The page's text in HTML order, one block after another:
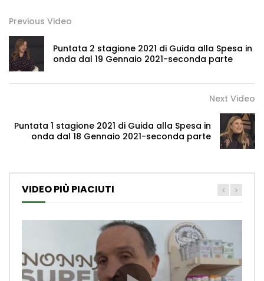
Previous Video
Puntata 2 stagione 2021 di Guida alla Spesa in
onda dal 19 Gennaio 2021-seconda parte
Next Video
Puntata 1 stagione 2021 di Guida alla Spesa in
onda dal 18 Gennaio 2021-seconda parte
VIDEO PIÙ PIACIUTI